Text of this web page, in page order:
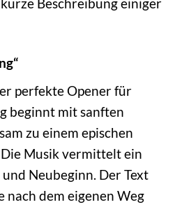
Beschreibung einiger
perfekte Opener für
beginnt mit sanften
zu einem epischen
Musik vermittelt ein
Neubeginn. Der Text
nach dem eigenen Weg